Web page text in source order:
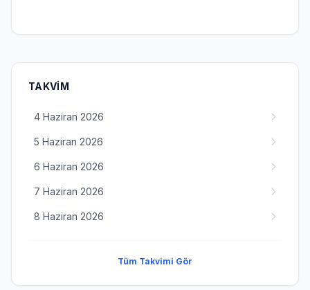
TAKVIM
4 Haziran 2026
5 Haziran 2026
6 Haziran 2026
7 Haziran 2026
8 Haziran 2026
Tüm Takvimi Gör